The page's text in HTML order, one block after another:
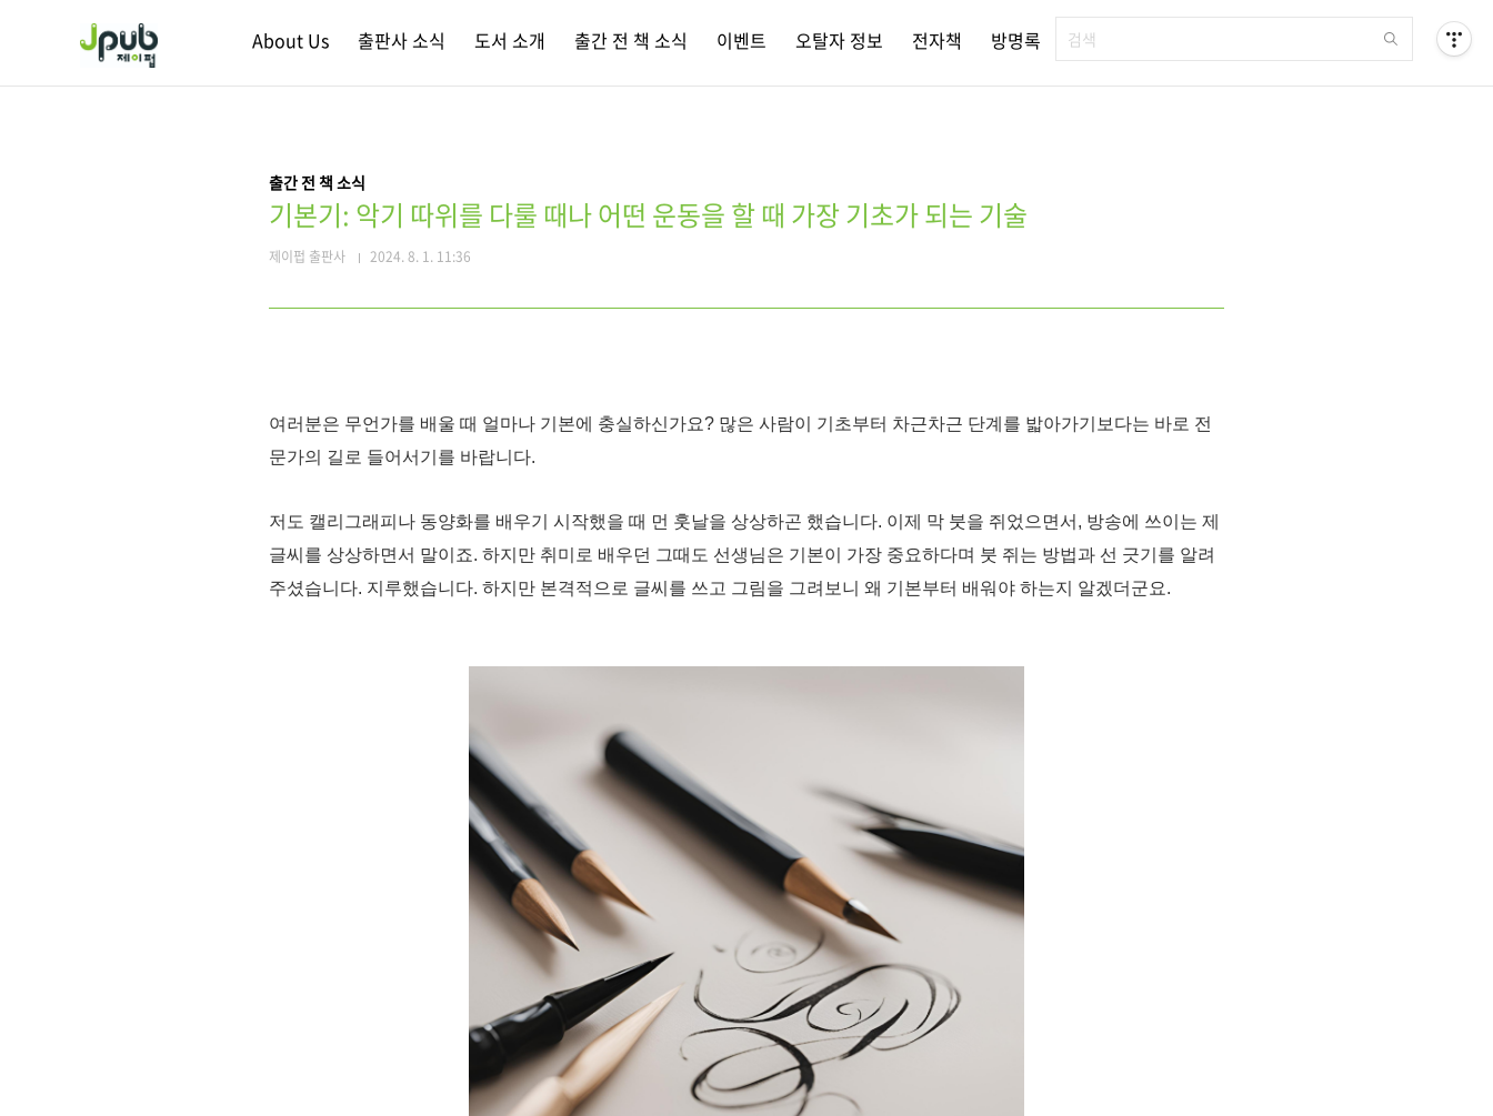
About Us 출판사 소식 도서 소개 출간 전 책 소식 이벤트 오탈자 정보 전자책 방명록
출간 전 책 소식
기본기: 악기 따위를 다룰 때나 어떤 운동을 할 때 가장 기초가 되는 기술
제이펍 출판사 2024. 8. 1. 11:36
여러분은 무언가를 배울 때 얼마나 기본에 충실하신가요? 많은 사람이 기초부터 차근차근 단계를 밟아가기보다는 바로 전
문가의 길로 들어서기를 바랍니다.
저도 캘리그래피나 동양화를 배우기 시작했을 때 먼 훗날을 상상하곤 했습니다. 이제 막 붓을 쥐었으면서, 방송에 쓰이는 제
글씨를 상상하면서 말이죠. 하지만 취미로 배우던 그때도 선생님은 기본이 가장 중요하다며 붓 쥐는 방법과 선 긋기를 알려
주셨습니다. 지루했습니다. 하지만 본격적으로 글씨를 쓰고 그림을 그려보니 왜 기본부터 배워야 하는지 알겠더군요.